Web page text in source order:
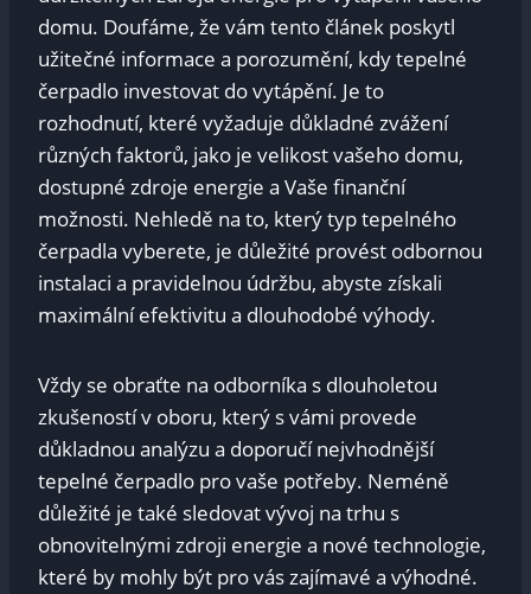
domu. Doufáme, že vám tento článek poskytl
užitečné informace a porozumění, kdy tepelné
čerpadlo investovat do vytápění. Je to
rozhodnutí, které vyžaduje důkladné zvážení
různých faktorů, jako je velikost vašeho domu,
dostupné zdroje energie a Vaše finanční
možnosti. Nehledě na to, který typ tepelného
čerpadla vyberete, je důležité provést odbornou
instalaci a pravidelnou údržbu, abyste získali
maximální efektivitu a dlouhodobé výhody.
Vždy se obraťte na odborníka s dlouholetou
zkušeností v oboru, který s vámi provede
důkladnou analýzu a doporučí nejvhodnější
tepelné čerpadlo pro vaše potřeby. Neméně
důležité je také sledovat vývoj na trhu s
obnovitelnými zdroji energie a nové technologie,
které by mohly být pro vás zajímavé a výhodné.